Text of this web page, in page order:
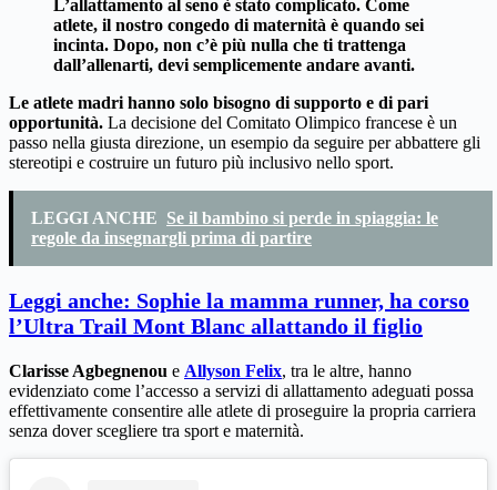
L’allattamento al seno è stato complicato. Come
atlete, il nostro congedo di maternità è quando sei
incinta. Dopo, non c’è più nulla che ti trattenga
dall’allenarti, devi semplicemente andare avanti.
Le atlete madri hanno solo bisogno di supporto e di pari
opportunità. La decisione del Comitato Olimpico francese è un
passo nella giusta direzione, un esempio da seguire per abbattere gli
stereotipi e costruire un futuro più inclusivo nello sport.
LEGGI ANCHE Se il bambino si perde in spiaggia: le
regole da insegnargli prima di partire
Leggi anche: Sophie la mamma runner, ha corso
l’Ultra Trail Mont Blanc allattando il figlio
Clarisse Agbegnenou e Allyson Felix, tra le altre, hanno
evidenziato come l’accesso a servizi di allattamento adeguati possa
effettivamente consentire alle atlete di proseguire la propria carriera
senza dover scegliere tra sport e maternità.